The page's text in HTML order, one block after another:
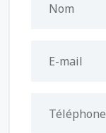
Nom
E-mail
Téléphone